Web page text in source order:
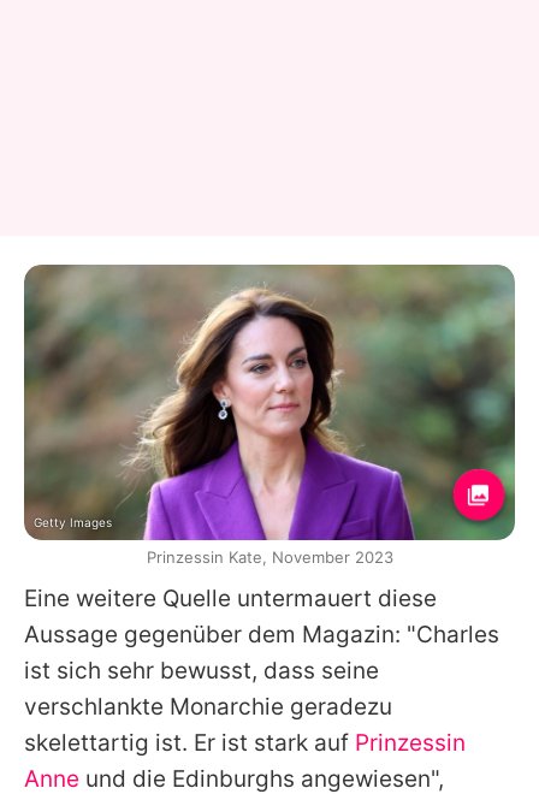
Eine weitere Quelle untermauert diese
Aussage gegenüber dem Magazin: "Charles
ist sich sehr bewusst, dass seine
verschlankte Monarchie geradezu
skelettartig ist. Er ist stark auf Prinzessin
Anne und die Edinburghs angewiesen",
Getty Images
Prinzessin Kate, November 2023